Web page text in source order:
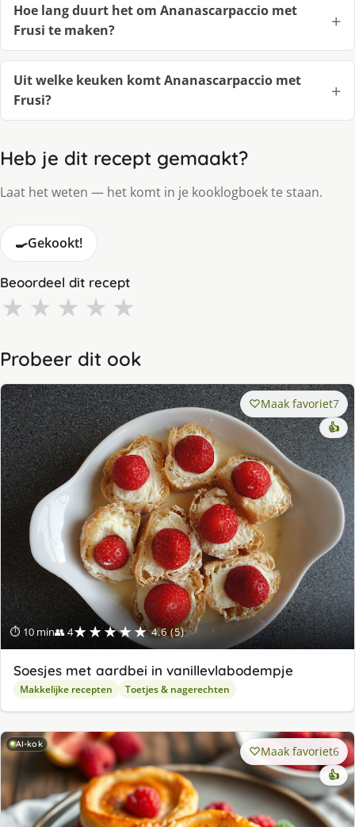
Hoe lang duurt het om Ananascarpaccio met
Frusi te maken?
Uit welke keuken komt Ananascarpaccio met
Frusi?
Heb je dit recept gemaakt?
Laat het weten — het komt in je kooklogboek te staan.
🍳Gekookt!
Beoordeel dit recept
★ ★ ★ ★ ★
Probeer dit ook
⏱ 10 min👥 4★★★★★ 4.6 (5)
Maak favoriet7
👍
Soesjes met aardbei in vanillevlabodempje
Makkelijke recepten Toetjes & nagerechten
AI-kok Maak favoriet6
👍